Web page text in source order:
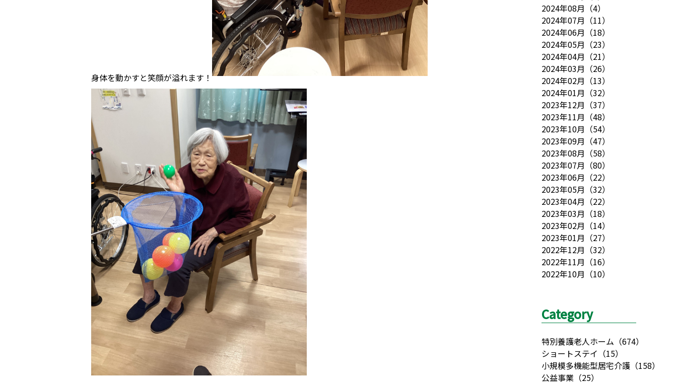
身体を動かすと笑顔が溢れます！
2024年08月 （4）
2024年07月 （11）
2024年06月 （18）
2024年05月 （23）
2024年04月 （21）
2024年03月 （26）
2024年02月 （13）
2024年01月 （32）
2023年12月 （37）
2023年11月 （48）
2023年10月 （54）
2023年09月 （47）
2023年08月 （58）
2023年07月 （80）
2023年06月 （22）
2023年05月 （32）
2023年04月 （22）
2023年03月 （18）
2023年02月 （14）
2023年01月 （27）
2022年12月 （32）
2022年11月 （16）
2022年10月 （10）
Category
特別養護老人ホーム （674）
ショートステイ （15）
小規模多機能型居宅介護 （158）
公益事業 （25）